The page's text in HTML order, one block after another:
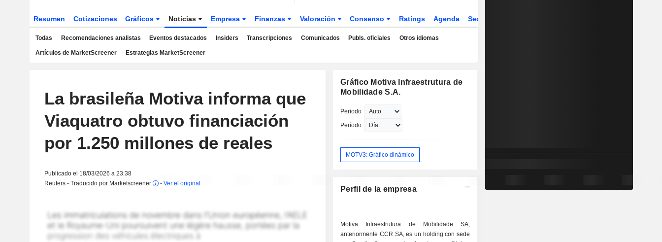
Resumen Cotizaciones Gráficos Noticias Empresa Finanzas Valoración Consenso Ratings Agenda Sector
Todas Recomendaciones analistas Eventos destacados Insiders Transcripciones Comunicados Publs. oficiales Otros idiomas
Artículos de MarketScreener Estrategias MarketScreener
La brasileña Motiva informa que
Viaquatro obtuvo financiación
por 1.250 millones de reales
Publicado el 18/03/2026 a 23:38
Reuters - Traducido por Marketscreener
- Ver el original
Gráfico Motiva Infraestrutura de
Mobilidade S.A.
Periodo
Período
MOTV3: Gráfico dinámico
Perfil de la empresa
Motiva Infraestrutura de Mobilidade SA,
anteriormente CCR SA, es un holding con sede